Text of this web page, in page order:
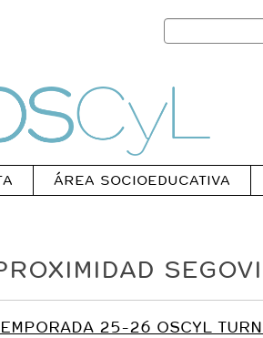
Search
for:
ÁREA SOCIOEDUCATIVA
25-26 OSCYL